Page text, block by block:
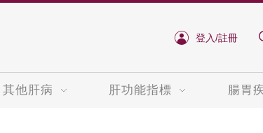
登入/註冊
其他肝病 肝功能指標 腸胃